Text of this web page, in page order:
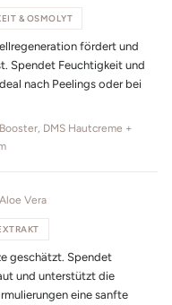
& OSMOLYT
fördert und
Spendet Feuchtigkeit und
nach Peelings oder bei
DMS Hautcreme +
Aloe Vera
geschätzt. Spendet
und unterstützt die
eine sanfte